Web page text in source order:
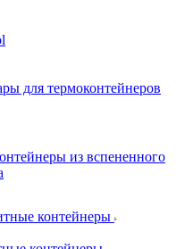
для термоконтейнеров
из вспененного
контейнеры